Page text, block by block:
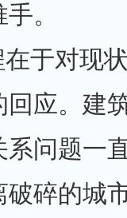
。
于对现
应。建
问题一
碎的城